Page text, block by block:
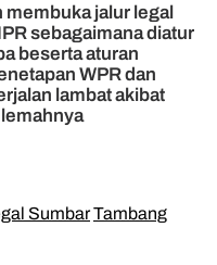
membuka jalur legal
sebagaimana diatur
beserta aturan
WPR dan
lambat akibat
SumbarTambang